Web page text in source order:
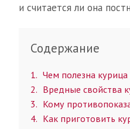
и считается ли она
Содержание
1
Чем полезна
2
Вредные свойства
3
Кому
4
Как приготовить